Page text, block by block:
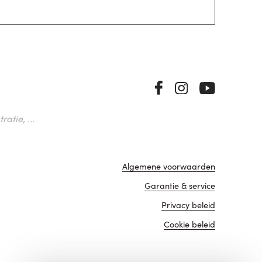
...
Algemene voorwaarden
Garantie & service
Privacy beleid
Cookie beleid